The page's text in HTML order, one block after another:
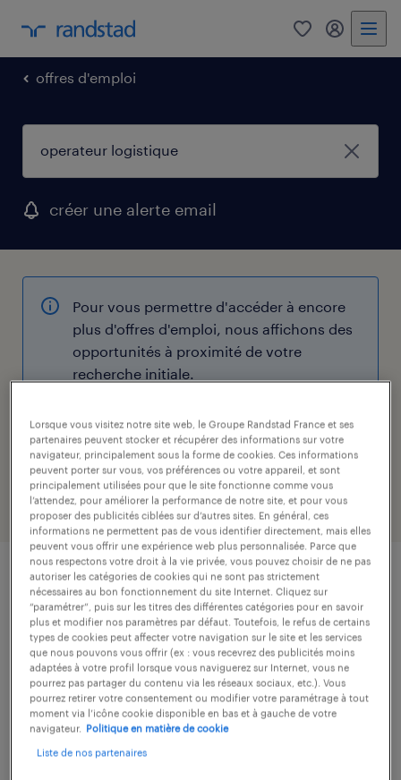
0 mon
offres d'emploi
créer une alerte email
Pour vous permettre d'accéder à encore
plus d'offres d'emploi, nous affichons des
opportunités à proximité de votre
recherche initiale.
2 offres d'emploi : operateur logistique,
Saône-et-Loire
filtres 1
magasinier cariste (f/h)
ranchal, rhône
intérim
12,31 € par heure
publié le 30 juillet 2026
Lorsque vous visitez notre site web, le Groupe Randstad France et ses
partenaires peuvent stocker et récupérer des informations sur votre
navigateur, principalement sous la forme de cookies. Ces informations
peuvent porter sur vous, vos préférences ou votre appareil, et sont
principalement utilisées pour que le site fonctionne comme vous
l’attendez, pour améliorer la performance de notre site, et pour vous
proposer des publicités ciblées sur d’autres sites. En général, ces
informations ne permettent pas de vous identifier directement, mais elles
peuvent vous offrir une expérience web plus personnalisée. Parce que
nous respectons votre droit à la vie privée, vous pouvez choisir de ne pas
autoriser les catégories de cookies qui ne sont pas strictement
nécessaires au bon fonctionnement du site Internet. Cliquez sur
“paramétrer”, puis sur les titres des différentes catégories pour en savoir
plus et modifier nos paramètres par défaut. Toutefois, le refus de certains
types de cookies peut affecter votre navigation sur le site et les services
que nous pouvons vous offrir (ex : vous recevrez des publicités moins
adaptées à votre profil lorsque vous naviguerez sur Internet, vous ne
pourrez pas partager du contenu via les réseaux sociaux, etc.). Vous
pourrez retirer votre consentement ou modifier votre paramétrage à tout
moment via l’icône cookie disponible en bas et à gauche de votre
navigateur.
Politique en matière de cookie
Liste de nos partenaires